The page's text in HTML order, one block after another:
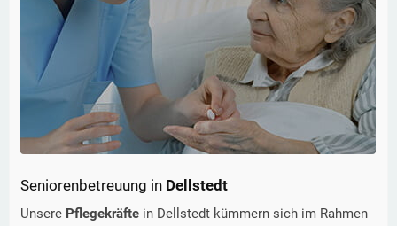
Seniorenbetreuung in Dellstedt
Unsere Pflegekräfte in Dellstedt kümmern sich im Rahmen